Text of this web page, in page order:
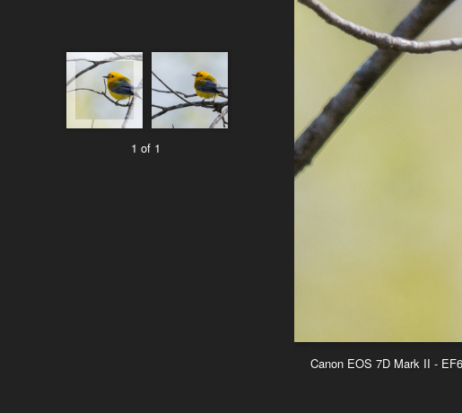
1 of 1
Canon EOS 7D Mark II -